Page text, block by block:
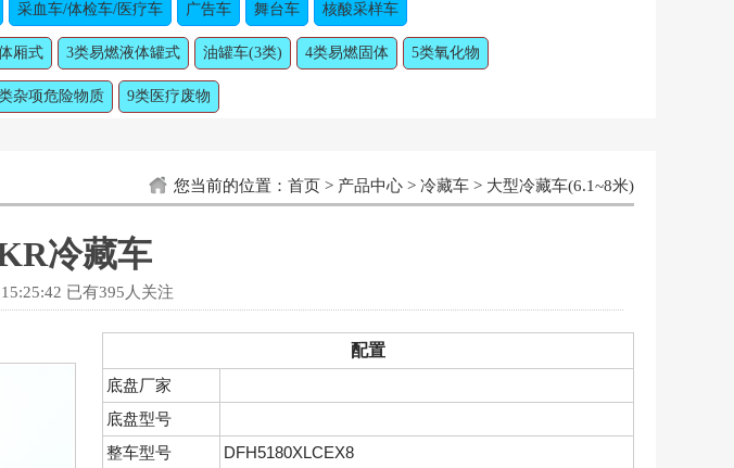
采血车/体检车/医疗车 广告车 舞台车 核酸采样车
厢式 3类易燃液体罐式 油罐车(3类) 4类易燃固体 5类氧化物
杂项危险物质 9类医疗废物
您当前的位置： 首页 > 产品中心 > 冷藏车 > 大型冷藏车(6.1~8米)
冷藏车
已有395人关注
配置
底盘厂家
底盘型号
整车型号
DFH5180XLCEX8